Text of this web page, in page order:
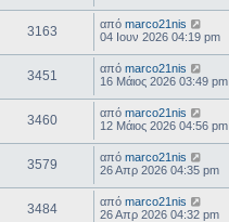
3163 από marco21nis
04 Ιουν 2026 04:19 pm
3451 από marco21nis
16 Μάιος 2026 03:49 pm
3460 από marco21nis
12 Μάιος 2026 04:56 pm
3579 από marco21nis
26 Απρ 2026 04:35 pm
3484 από marco21nis
26 Απρ 2026 04:32 pm